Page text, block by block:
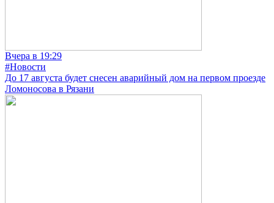
Вчера в 19:29
#Новости
До 17 августа будет снесен аварийный дом на первом проезде
Ломоносова в Рязани